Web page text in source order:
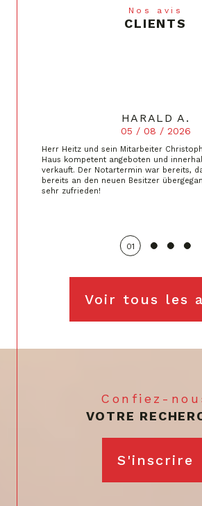
Nos avis
CLIENTS
HARALD A.
05 / 08 / 2026
Herr Heitz und sein Mitarbeiter
Haus kompetent angeboten und
verkauft. Der Notartermin war bereits,
bereits an den neuen Besitzer
sehr zufrieden!
01
Voir tous les
Confiez-
VOTRE
S'inscrire